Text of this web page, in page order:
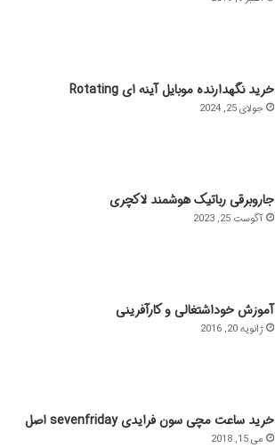
خرید نگهدارنده موبایل آینه ای Rotating
جولای 25, 2024
جاروبرقی رباتیک هوشمند لاکچری
آگوست 25, 2023
آموزش خوداشتغالی و کارآفرینی
ژانویه 20, 2016
خرید ساعت مچی سون فرایدی sevenfriday اصل
می 15, 2018